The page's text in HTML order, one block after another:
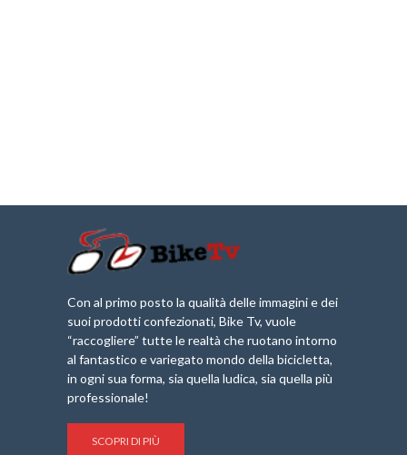
Con al primo posto la qualità delle immagini e dei
suoi prodotti confezionati, Bike Tv, vuole
“raccogliere” tutte le realtà che ruotano intorno
al fantastico e variegato mondo della bicicletta,
in ogni sua forma, sia quella ludica, sia quella più
professionale!
SCOPRI DI PIÙ